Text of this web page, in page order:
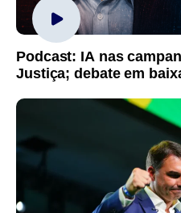
Podcast: IA nas
Justiça; debate em